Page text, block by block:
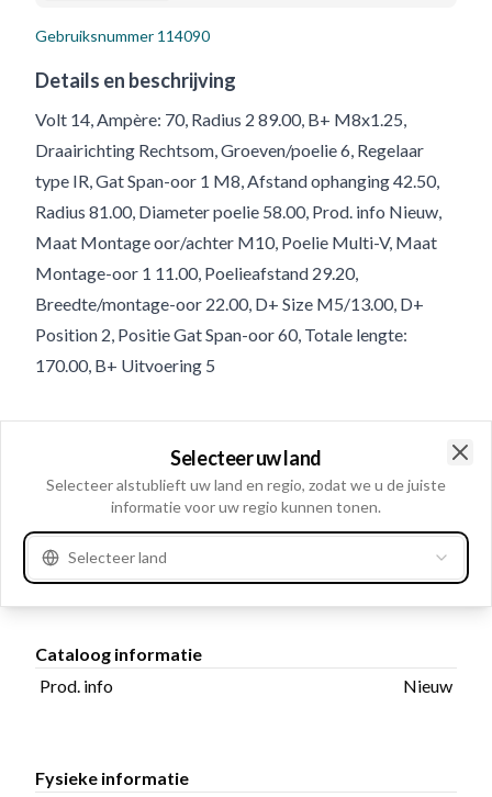
Gebruiksnummer 114090
Details en beschrijving
Volt 14, Ampère: 70, Radius 2 89.00, B+ M8x1.25,
Draairichting Rechtsom, Groeven/poelie 6, Regelaar
type IR, Gat Span-oor 1 M8, Afstand ophanging 42.50,
Radius 81.00, Diameter poelie 58.00, Prod. info Nieuw,
Maat Montage oor/achter M10, Poelie Multi-V, Maat
Montage-oor 1 11.00, Poelieafstand 29.20,
Breedte/montage-oor 22.00, D+ Size M5/13.00, D+
Position 2, Positie Gat Span-oor 60, Totale lengte:
170.00, B+ Uitvoering 5
Electrische informatie
Ampère:
70
Cataloog informatie
Prod. info
Nieuw
Fysieke informatie
Selecteer uw land
Selecteer alstublieft uw land en regio, zodat we u de juiste
informatie voor uw regio kunnen tonen.
Selecteer land